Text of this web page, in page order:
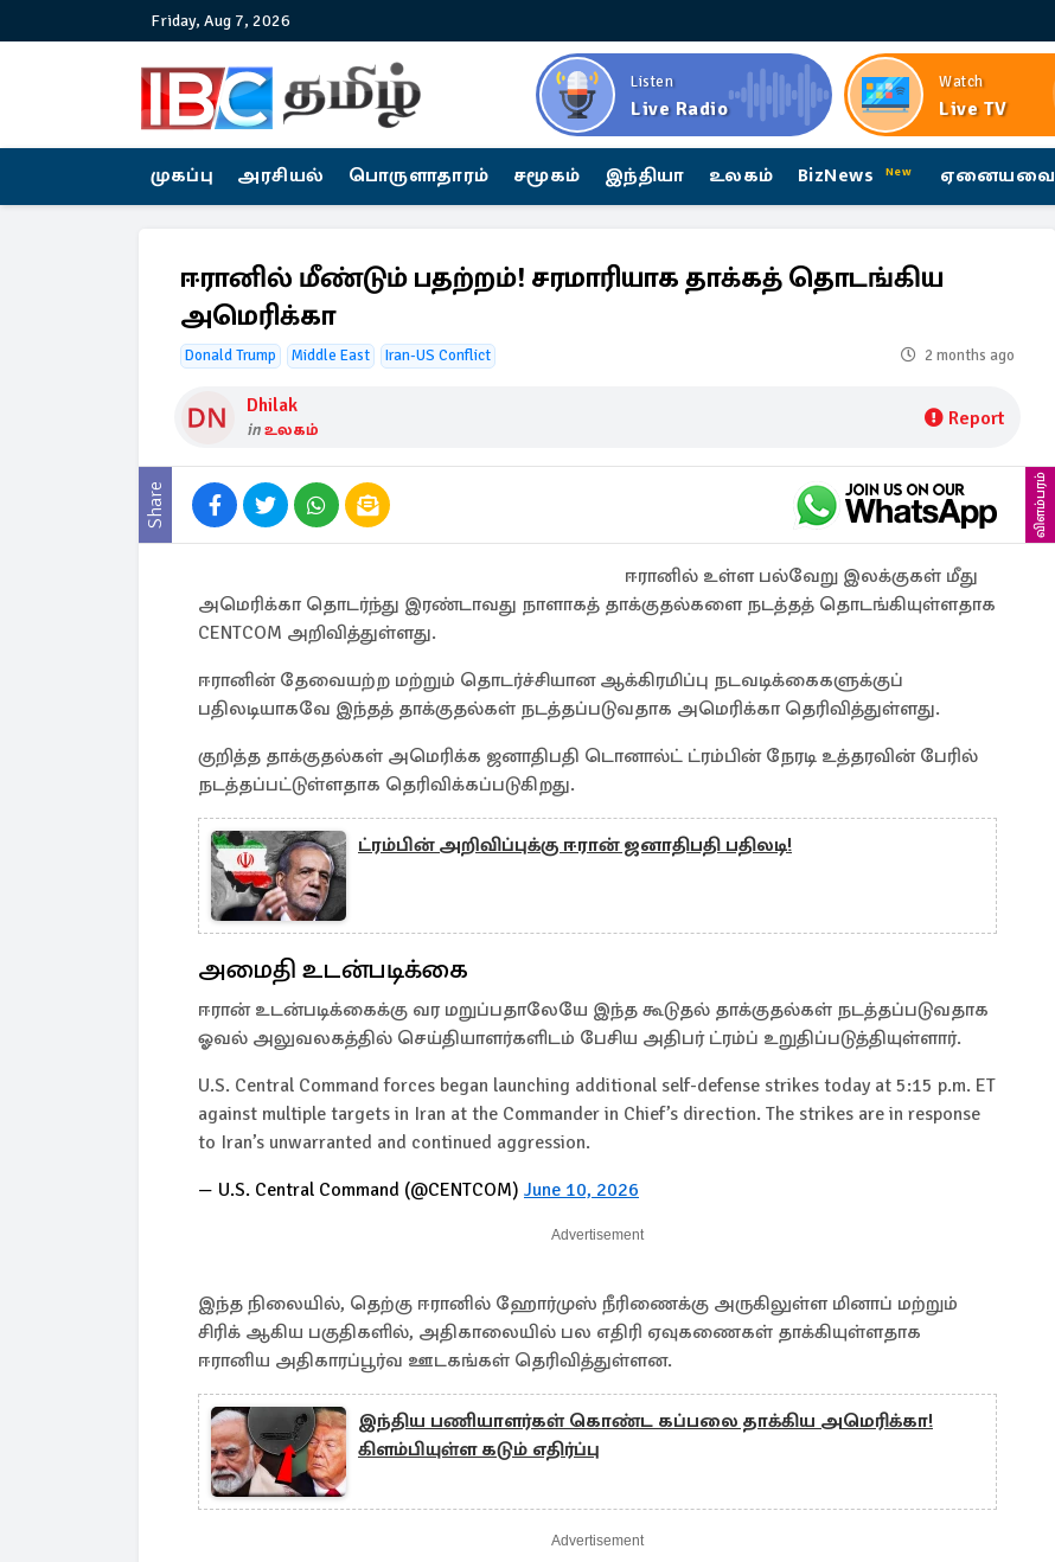
Friday, Aug 7, 2026
Listen
Live Radio
Watch
Live TV
முகப்பு அரசியல் பொருளாதாரம் சமூகம் இந்தியா உலகம் BizNews New ஏனையவை
ஈரானில் மீண்டும் பதற்றம்! சரமாரியாக தாக்கத் தொடங்கிய
அமெரிக்கா
Donald Trump Middle East Iran-US Conflict 2 months ago
Dhilak
inஉலகம் Report
Share விளம்பரம்
ஈரானில் உள்ள பல்வேறு இலக்குகள் மீது
அமெரிக்கா தொடர்ந்து இரண்டாவது நாளாகத் தாக்குதல்களை நடத்தத் தொடங்கியுள்ளதாக
CENTCOM அறிவித்துள்ளது.
ஈரானின் தேவையற்ற மற்றும் தொடர்ச்சியான ஆக்கிரமிப்பு நடவடிக்கைகளுக்குப்
பதிலடியாகவே இந்தத் தாக்குதல்கள் நடத்தப்படுவதாக அமெரிக்கா தெரிவித்துள்ளது.
குறித்த தாக்குதல்கள் அமெரிக்க ஜனாதிபதி டொனால்ட் ட்ரம்பின் நேரடி உத்தரவின் பேரில்
நடத்தப்பட்டுள்ளதாக தெரிவிக்கப்படுகிறது.
ட்ரம்பின் அறிவிப்புக்கு ஈரான் ஜனாதிபதி பதிலடி!
அமைதி உடன்படிக்கை
ஈரான் உடன்படிக்கைக்கு வர மறுப்பதாலேயே இந்த கூடுதல் தாக்குதல்கள் நடத்தப்படுவதாக
ஓவல் அலுவலகத்தில் செய்தியாளர்களிடம் பேசிய அதிபர் ட்ரம்ப் உறுதிப்படுத்தியுள்ளார்.
U.S. Central Command forces began launching additional self-defense strikes today at 5:15 p.m. ET
against multiple targets in Iran at the Commander in Chief’s direction. The strikes are in response
to Iran’s unwarranted and continued aggression.
— U.S. Central Command (@CENTCOM) June 10, 2026
Advertisement
இந்த நிலையில், தெற்கு ஈரானில் ஹோர்முஸ் நீரிணைக்கு அருகிலுள்ள மினாப் மற்றும்
சிரிக் ஆகிய பகுதிகளில், அதிகாலையில் பல எதிரி ஏவுகணைகள் தாக்கியுள்ளதாக
ஈரானிய அதிகாரப்பூர்வ ஊடகங்கள் தெரிவித்துள்ளன.
இந்திய பணியாளர்கள் கொண்ட கப்பலை தாக்கிய அமெரிக்கா!
கிளம்பியுள்ள கடும் எதிர்ப்பு
Advertisement